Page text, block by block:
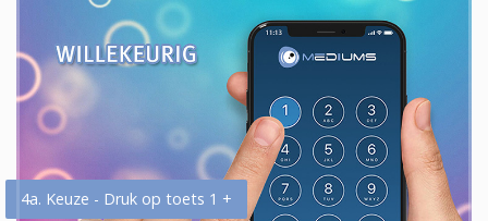
4a. Keuze - Druk op toets 1 +